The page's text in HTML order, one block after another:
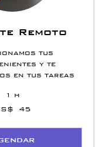
Remoto
tus
y te
en tus tareas
1 h
45